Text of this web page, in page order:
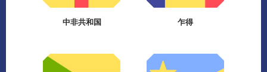
中非共和国 乍得